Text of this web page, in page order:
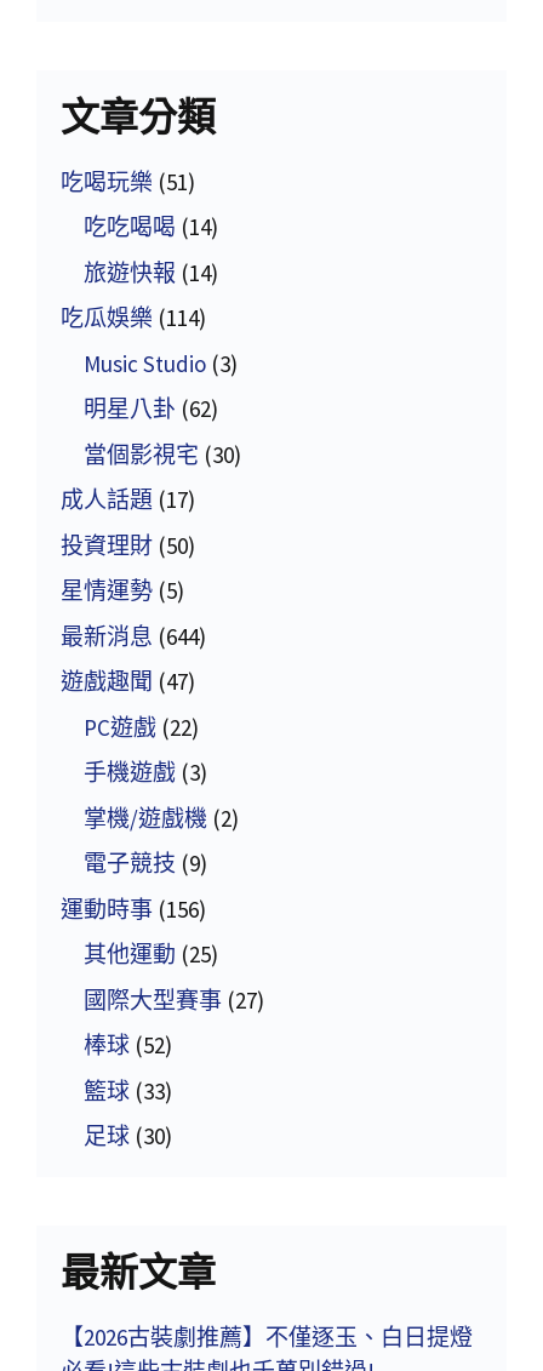
文章分類
吃喝玩樂 (51)
吃吃喝喝 (14)
旅遊快報 (14)
吃瓜娛樂 (114)
Music Studio (3)
明星八卦 (62)
當個影視宅 (30)
成人話題 (17)
投資理財 (50)
星情運勢 (5)
最新消息 (644)
遊戲趣聞 (47)
PC遊戲 (22)
手機遊戲 (3)
掌機/遊戲機 (2)
電子競技 (9)
運動時事 (156)
其他運動 (25)
國際大型賽事 (27)
棒球 (52)
籃球 (33)
足球 (30)
最新文章
【2026古裝劇推薦】不僅逐玉、白日提燈